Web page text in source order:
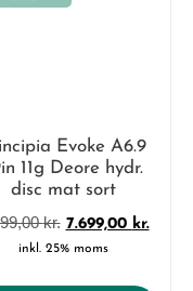
Evoke A6.9
11g Deore hydr.
disc mat sort
kr. 7.699,00 kr.
inkl. 25% moms